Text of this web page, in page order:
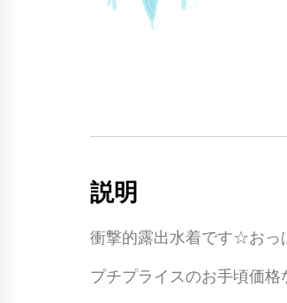
説明
衝撃的露出水着です☆おっ
プチプライスのお手頃価格